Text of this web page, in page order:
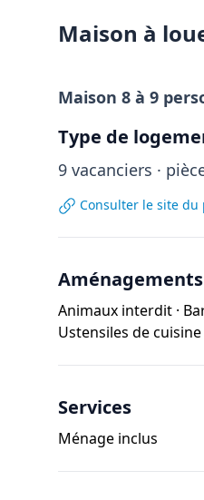
Maison à
Maison 8 à 9
Type de
9 vacanciers ·
Consulter le site
Aménagements
Animaux interdit ·
Ustensiles de cuisine
Services
Ménage inclus